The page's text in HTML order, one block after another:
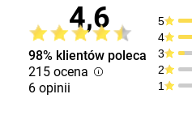
4,6
98% klientów poleca
215 ocena
6 opinii
5
4
3
2
1